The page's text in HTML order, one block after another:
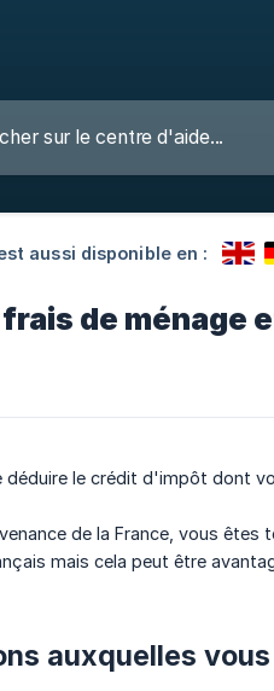
aussi disponible en :
de ménage
le crédit d'impôt dont
de la France, vous
mais cela peut être
auxquelles